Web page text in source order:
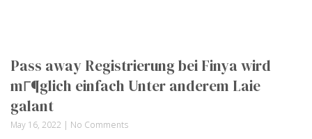
Pass away Registrierung bei Finya wird
mГ¶glich einfach Unter anderem Laie
galant
May 16, 2022 No Comments